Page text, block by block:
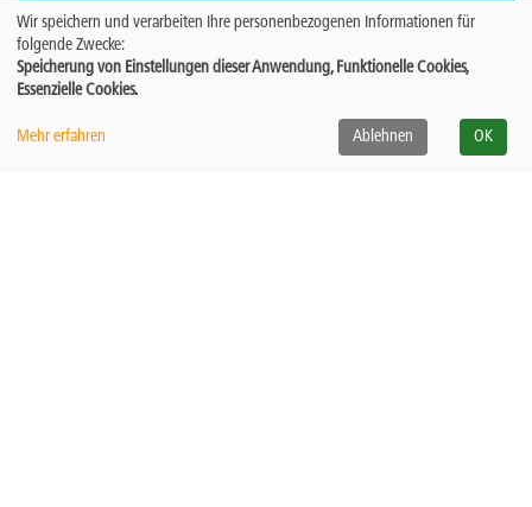
Datenschutzerklärung
Wir speichern und verarbeiten Ihre personenbezogenen Informationen für
folgende Zwecke:
Speicherung von Einstellungen dieser Anwendung, Funktionelle Cookies,
Essenzielle Cookies.
Mehr erfahren Ablehnen OK